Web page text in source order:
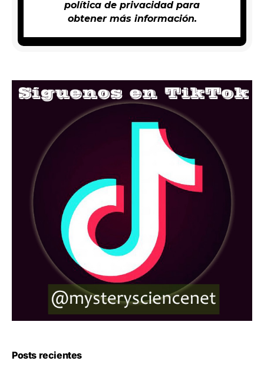
política de privacidadpara
obtener más información.
Posts recientes